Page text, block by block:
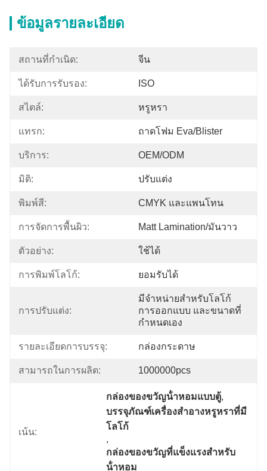
ข้อมูลรายละเอียด
สถานที่กำเนิด: จีน
ได้รับการรับรอง: ISO
สไตล์: หรูหรา
แทรก: ถาดโฟม Eva/blister
บริการ: OEM/ODM
มิติ: ปรับแต่ง
พิมพ์สี: CMYK และแพนโทน
การจัดการพื้นผิว: Matt Lamination/มันวาว
ตัวอย่าง: ใช้ได้
การพิมพ์โลโก้: ยอมรับได้
การปรับแต่ง:
มีจำหน่ายสำหรับโลโก้
การออกแบบ และขนาดที่
กำหนดเอง
รายละเอียดการบรรจุ: กล่องกระดาษ
สามารถในการผลิต: 1000000pcs
เน้น:
กล่องของขวัญน้ําหอมแบบตู้,
บรรจุภัณฑ์เครื่องสําอางหรูหราที่มี
โลโก้
,
กล่องของขวัญที่แข็งแรงสําหรับ
น้ําหอม